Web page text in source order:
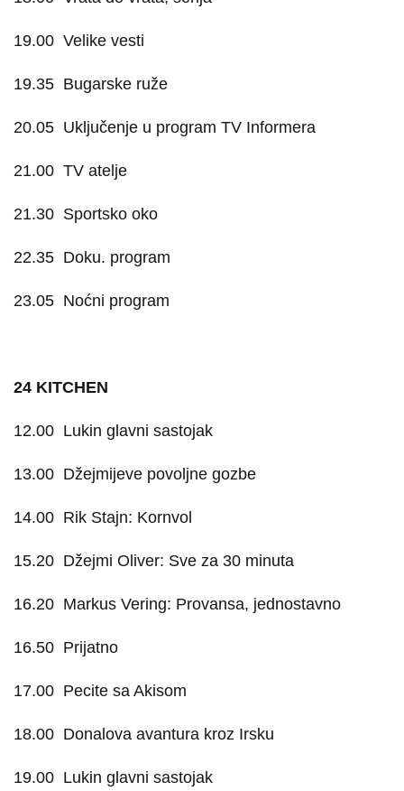
19.00 Velike vesti
19.35 Bugarske ruže
20.05 Uključenje u program TV Informera
21.00 TV atelje
21.30 Sportsko oko
22.35 Doku. program
23.05 Noćni program
24 KITCHEN
12.00 Lukin glavni sastojak
13.00 Džejmijeve povoljne gozbe
14.00 Rik Stajn: Kornvol
15.20 Džejmi Oliver: Sve za 30 minuta
16.20 Markus Vering: Provansa, jednostavno
16.50 Prijatno
17.00 Pecite sa Akisom
18.00 Donalova avantura kroz Irsku
19.00 Lukin glavni sastojak